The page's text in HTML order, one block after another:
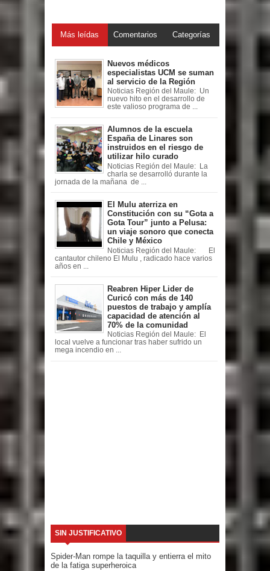
Más leídas Comentarios Categorías
Nuevos médicos
especialistas UCM se suman
al servicio de la Región
Noticias Región del Maule: Un
nuevo hito en el desarrollo de
este valioso programa de ...
Alumnos de la escuela
España de Linares son
instruidos en el riesgo de
utilizar hilo curado
Noticias Región del Maule: La
charla se desarrolló durante la
jornada de la mañana de ...
El Mulu aterriza en
Constitución con su “Gota a
Gota Tour” junto a Pelusa:
un viaje sonoro que conecta
Chile y México
Noticias Región del Maule: El
cantautor chileno El Mulu , radicado hace varios
años en ...
Reabren Hiper Lider de
Curicó con más de 140
puestos de trabajo y amplía
capacidad de atención al
70% de la comunidad
Noticias Región del Maule: El
local vuelve a funcionar tras haber sufrido un
mega incendio en ...
SIN JUSTIFICATIVO
Spider-Man rompe la taquilla y entierra el mito
de la fatiga superheroica